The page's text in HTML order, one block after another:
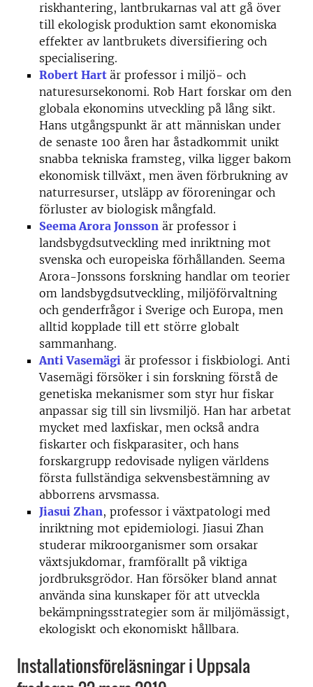
riskhantering, lantbrukarnas val att gå över
till ekologisk produktion samt ekonomiska
effekter av lantbrukets diversifiering och
specialisering.
Robert Hart är professor i miljö- och
naturesursekonomi. Rob Hart forskar om den
globala ekonomins utveckling på lång sikt.
Hans utgångspunkt är att människan under
de senaste 100 åren har åstadkommit unikt
snabba tekniska framsteg, vilka ligger bakom
ekonomisk tillväxt, men även förbrukning av
naturresurser, utsläpp av föroreningar och
förluster av biologisk mångfald.
Seema Arora Jonsson är professor i
landsbygdsutveckling med inriktning mot
svenska och europeiska förhållanden. Seema
Arora-Jonssons forskning handlar om teorier
om landsbygdsutveckling, miljöförvaltning
och genderfrågor i Sverige och Europa, men
alltid kopplade till ett större globalt
sammanhang.
Anti Vasemägi är professor i fiskbiologi. Anti
Vasemägi försöker i sin forskning förstå de
genetiska mekanismer som styr hur fiskar
anpassar sig till sin livsmiljö. Han har arbetat
mycket med laxfiskar, men också andra
fiskarter och fiskparasiter, och hans
forskargrupp redovisade nyligen världens
första fullständiga sekvensbestämning av
abborrens arvsmassa.
Jiasui Zhan, professor i växtpatologi med
inriktning mot epidemiologi. Jiasui Zhan
studerar mikroorganismer som orsakar
växtsjukdomar, framförallt på viktiga
jordbruksgrödor. Han försöker bland annat
använda sina kunskaper för att utveckla
bekämpningsstrategier som är miljömässigt,
ekologiskt och ekonomiskt hållbara.
Installationsföreläsningar i Uppsala